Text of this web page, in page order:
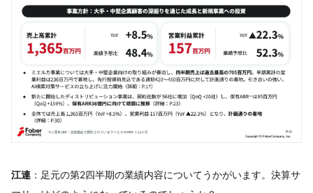
江連 ：足元の第2四半期の業績内容についてうかがいます。決算サ